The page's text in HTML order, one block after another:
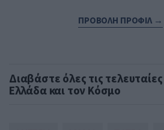
ΠΡΟΒΟΛΗ ΠΡΟΦΙΛ →
Διαβάστε όλες τις τελευταίες
Ελλάδα και τον Κόσμο